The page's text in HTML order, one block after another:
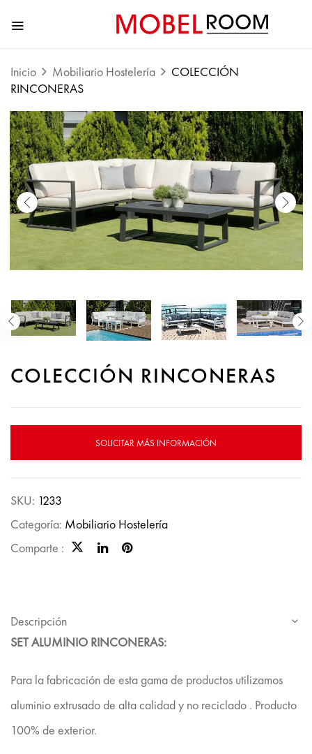
Inicio Mobiliario Hostelería
COLECCIÓN
RINCONERAS
COLECCIÓN RINCONERAS
SOLICITAR MÁS INFORMACIÓN
SKU: 1233
Categoría: Mobiliario Hostelería
Comparte :
Descripción
SET ALUMINIO RINCONERAS:
Para la fabricación de esta gama de productos utilizamos
aluminio extrusado de alta calidad y no reciclado . Producto
100% de exterior.